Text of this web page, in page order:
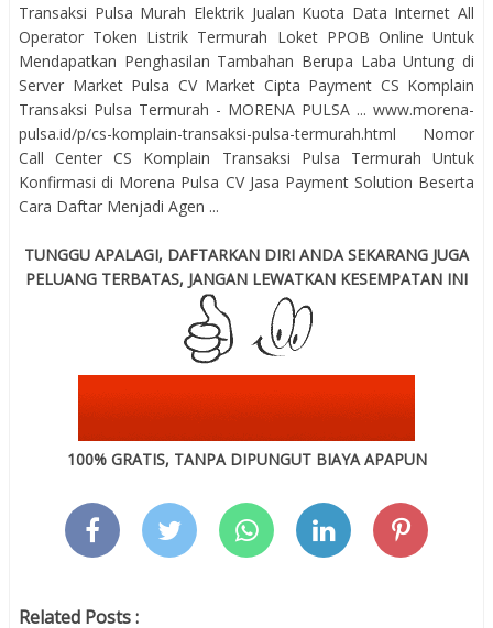
Transaksi Pulsa Murah Elektrik Jualan Kuota Data Internet All
Operator Token Listrik Termurah Loket PPOB Online Untuk
Mendapatkan Penghasilan Tambahan Berupa Laba Untung di
Server Market Pulsa CV Market Cipta Payment CS Komplain
Transaksi Pulsa Termurah - MORENA PULSA ... www.morena-
pulsa.id/p/cs-komplain-transaksi-pulsa-termurah.html Nomor
Call Center CS Komplain Transaksi Pulsa Termurah Untuk
Konfirmasi di Morena Pulsa CV Jasa Payment Solution Beserta
Cara Daftar Menjadi Agen ...
TUNGGU APALAGI, DAFTARKAN DIRI ANDA SEKARANG JUGA
PELUANG TERBATAS, JANGAN LEWATKAN KESEMPATAN INI
100% GRATIS, TANPA DIPUNGUT BIAYA APAPUN
Related Posts :